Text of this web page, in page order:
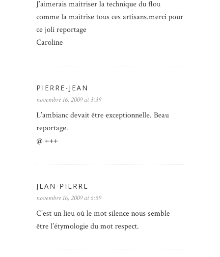
J’aimerais maitriser la technique du flou
comme la maîtrise tous ces artisans.merci pour
ce joli reportage
Caroline
PIERRE-JEAN
novembre 16, 2009 at 3:39
L’ambianc devait être exceptionnelle. Beau
reportage.
@ +++
JEAN-PIERRE
novembre 16, 2009 at 6:59
C’est un lieu où le mot silence nous semble
être l’étymologie du mot respect.